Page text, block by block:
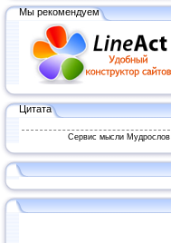
Мы рекомендуем
Цитата
Сервис мысли Мудрослов